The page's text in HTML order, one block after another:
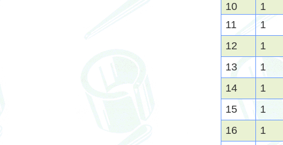
10
1
11
1
12
1
13
1
14
1
15
1
16
1